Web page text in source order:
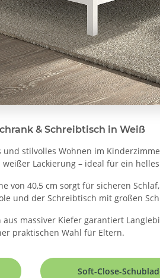
& Schreibtisch in Weiß
stilvolles Wohnen im
Lackierung – ideal für ein
von 40,5 cm sorgt für sicheren
und der Schreibtisch mit großen
massiver Kiefer garantiert
praktischen Wahl für Eltern.
Soft-Close-